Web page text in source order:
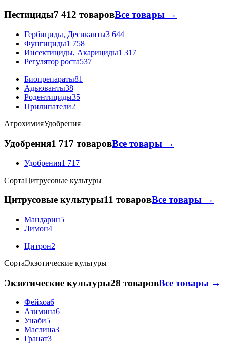
Пестициды7 412 товаровВсе товары →
Гербициды, Десиканты3 644
Фунгициды1 758
Инсектициды, Акарициды1 317
Регулятор роста537
Биопрепараты81
Адьюванты38
Родентициды35
Прилипатели2
АгрохимияУдобрения
Удобрения1 717 товаровВсе товары →
Удобрения1 717
СортаЦитрусовые культуры
Цитрусовые культуры11 товаровВсе товары →
Мандарин5
Лимон4
Цитрон2
СортаЭкзотические культуры
Экзотические культуры28 товаровВсе товары →
Фейхоа6
Азимина6
Унаби5
Маслина3
Гранат3